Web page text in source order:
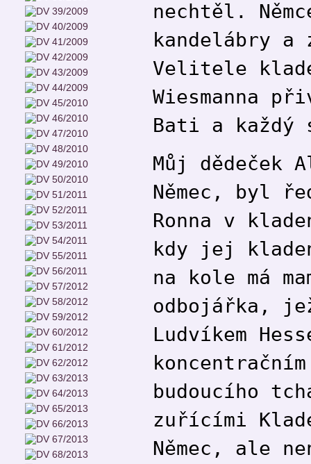
nechtěl.
kandelábry a
Velitele
Wiesmanna
Bati a každý
Můj dědeček
Němec, byl
Ronna v
kdy jej
na kole má
odbojářka,
Ludvíkem
budoucího
zuřícími
Němec, ale